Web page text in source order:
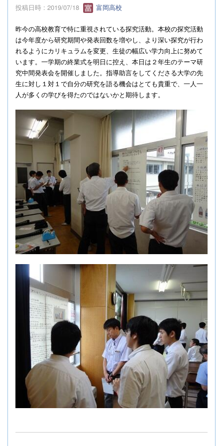
投稿日時 : 2019/07/18 富岡高校
昨今の高校教育で特に重視されている探究活動。本校の探究活動
は今年度から研究期間や発表回数を増やし、より深い探究が行わ
れるようにカリキュラムを変更、生徒の幅広い学力向上に努めて
います。一学期の終業式を明日に控え、本日は２年生のテーマ研
究中間発表会を開催しました。指導助言をしてくださる大学の先
生に対し１対１で自分の研究を語る機会はとても貴重で、一人一
人が多くの学びを得たのではないかと期待します。